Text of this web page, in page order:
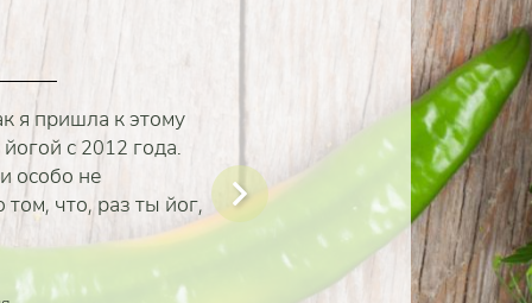
я пришла к этому
с 2012 года.
особо не
что, раз ты йог,